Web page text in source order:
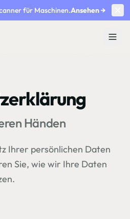
für Maschinen.Ansehen→
Händen
Ihrer persönlichen Daten
Sie, wie wir Ihre Daten